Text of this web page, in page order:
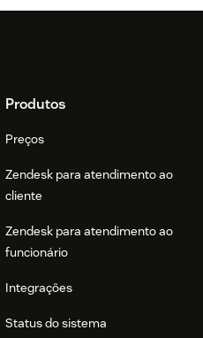
Produtos
Preços
Zendesk para atendimento ao
cliente
Zendesk para atendimento ao
funcionário
Integrações
Status do sistema